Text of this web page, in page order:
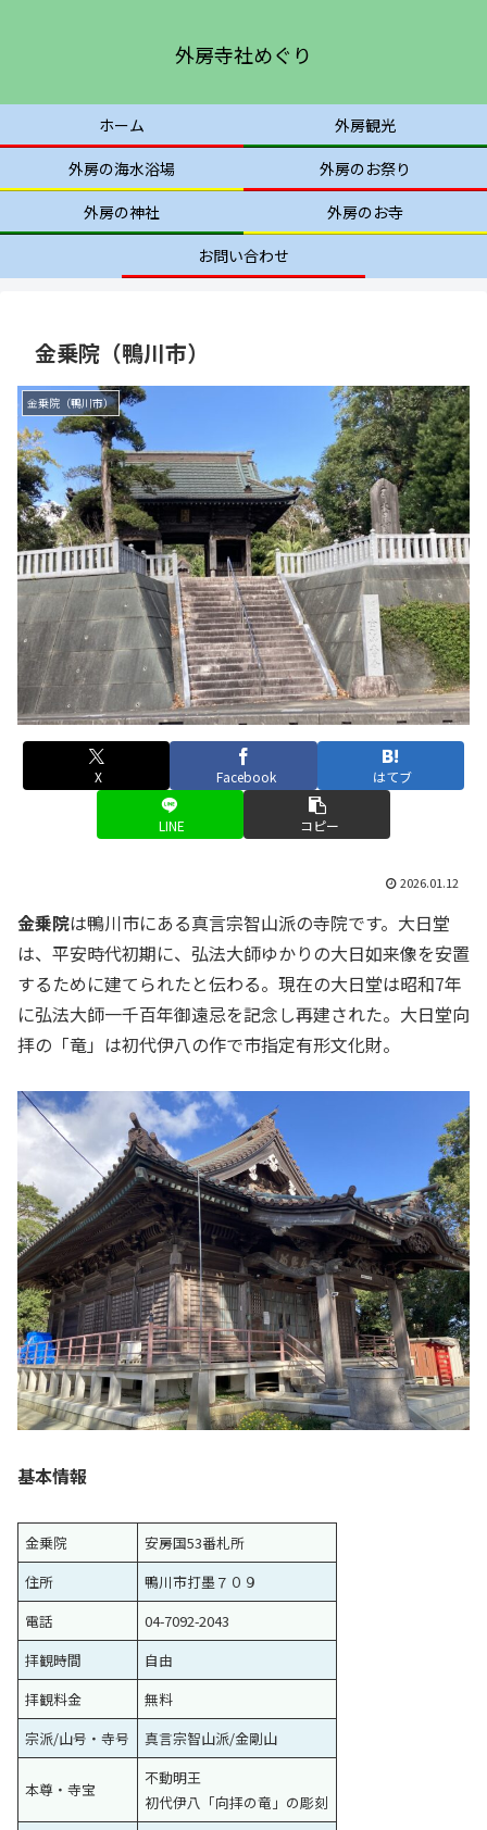
外房寺社めぐり
ホーム
外房観光
外房の海水浴場
外房のお祭り
外房の神社
外房のお寺
お問い合わせ
金乗院（鴨川市）
金乗院（鴨川市）
X Facebook はてブ
LINE コピー
2026.01.12
金乗院は鴨川市にある真言宗智山派の寺院です。大日堂
は、平安時代初期に、弘法大師ゆかりの大日如来像を安置
するために建てられたと伝わる。現在の大日堂は昭和7年
に弘法大師一千百年御遠忌を記念し再建された。大日堂向
拝の「竜」は初代伊八の作で市指定有形文化財。
基本情報
金乗院
安房国53番札所
住所
鴨川市打墨７０９
電話
04-7092-2043
拝観時間
自由
拝観料金
無料
宗派/山号・寺号
真言宗智山派/金剛山
本尊・寺宝
不動明王
初代伊八「向拝の竜」の彫刻